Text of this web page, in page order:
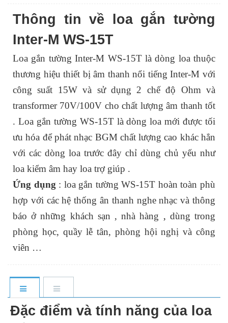
Thông tin về loa gắn tường
Inter-M WS-15T
Loa gắn tường Inter-M WS-15T là dòng loa thuộc
thương hiệu thiết bị âm thanh nổi tiếng Inter-M với
công suất 15W và sử dụng 2 chế độ Ohm và
transformer 70V/100V cho chất lượng âm thanh tốt
. Loa gắn tường WS-15T là dòng loa mới được tối
ưu hóa để phát nhạc BGM chất lượng cao khác hẳn
với các dòng loa trước đây chỉ dùng chủ yếu như
loa kiểm âm hay loa trợ giúp .
Ứng dụng : loa gắn tường WS-15T hoàn toàn phù
hợp với các hệ thống ân thanh nghe nhạc và thông
báo ở những khách sạn , nhà hàng , dùng trong
phòng học, quầy lễ tân, phòng hội nghị và công
viên …
Đặc điểm và tính năng của loa